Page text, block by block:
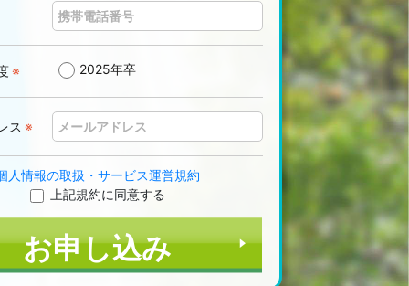
※ 2025年卒
ス ※
人情報の取扱・サービス運営規約
上記規約に同意する